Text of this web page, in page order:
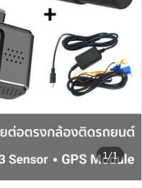
1/1